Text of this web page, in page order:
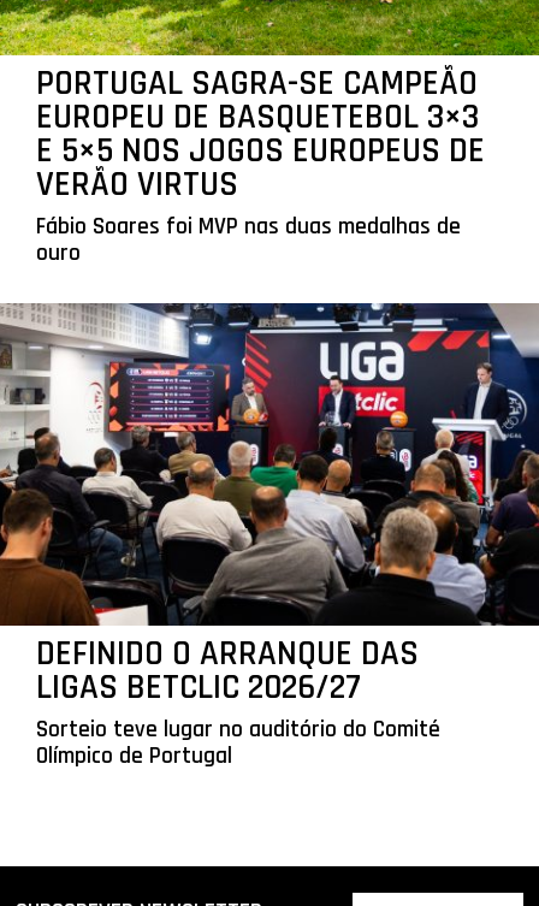
PORTUGAL SAGRA-SE CAMPEÃO
EUROPEU DE BASQUETEBOL 3×3
E 5×5 NOS JOGOS EUROPEUS DE
VERÃO VIRTUS
Fábio Soares foi MVP nas duas medalhas de
ouro
DEFINIDO O ARRANQUE DAS
LIGAS BETCLIC 2026/27
Sorteio teve lugar no auditório do Comité
Olímpico de Portugal